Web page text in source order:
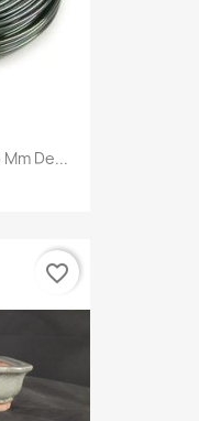
De...
favorite_border